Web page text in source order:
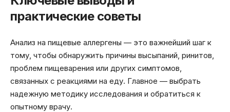
практические советы
Анализ на пищевые аллергены — это важнейший шаг к
тому, чтобы обнаружить причины высыпаний, ринитов,
проблем пищеварения или других симптомов,
связанных с реакциями на еду. Главное — выбрать
надежную методику исследования и обратиться к
опытному врачу.